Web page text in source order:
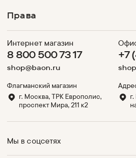
Права
Интернет магазин
8 800 500 73 17
shop@baon.ru
Флагманский магазин
г. Москва, ТРК Европолис,
проспект Мира, 211 к2
+7
Мы в соцсетях